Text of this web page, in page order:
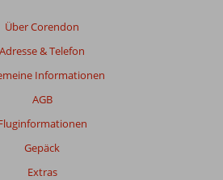
Über Corendon
Adresse & Telefon
Informationen
AGB
Gepäck
Extras